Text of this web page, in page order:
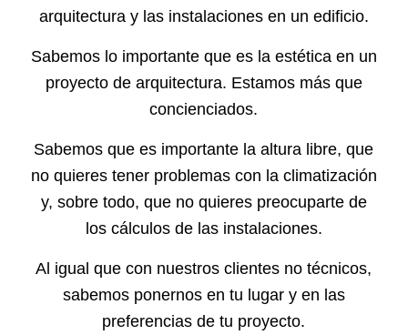
arquitectura y las instalaciones en un edificio.
Sabemos lo importante que es la estética en un
proyecto de arquitectura. Estamos más que
concienciados.
Sabemos que es importante la altura libre, que
no quieres tener problemas con la climatización
y, sobre todo, que no quieres preocuparte de
los cálculos de las instalaciones.
Al igual que con nuestros clientes no técnicos,
sabemos ponernos en tu lugar y en las
preferencias de tu proyecto.